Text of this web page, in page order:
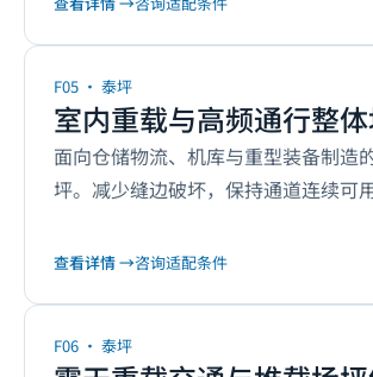
F05 · 泰坪
室内重载与高频通行整
面向仓储物流、机库与重型装备制造
坪。减少缝边破坏，保持通道连续可用
查看详情 →咨询适配条件
F06 · 泰坪